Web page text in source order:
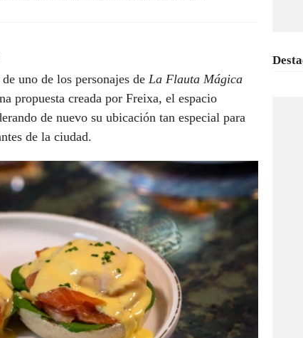
uno de los personajes de La Flauta Mágica
propuesta creada por Freixa, el espacio
de nuevo su ubicación tan especial para
de la ciudad.